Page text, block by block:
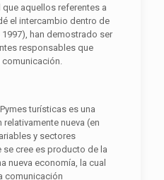
aquellos referentes a
el intercambio dentro de
han demostrado ser
responsables que
turísticas es una
nueva (en
y sectores
cree es producto de la
nueva economía, la cual
comunicación